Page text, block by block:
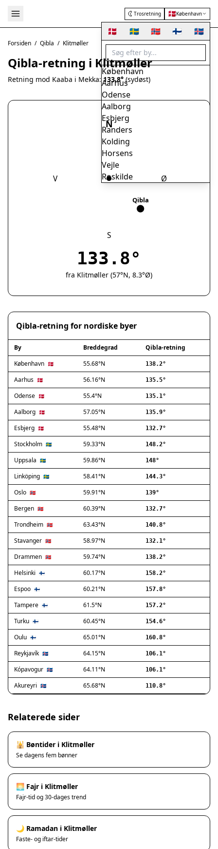
Trosretning 🇩🇰København
🇩🇰 🇸🇪 🇳🇴 🇫🇮 🇮🇸
København
Aarhus
Odense
Aalborg
Esbjerg
Randers
Kolding
Horsens
Vejle
Roskilde
Helsingør
Hørsholm
Næstved
Viborg
Køge
Holstebro
Taastrup
Sønderborg
Holbæk
Svendborg
Hjørring
Frederikshavn
Nørresundby
Haderslev
Albertslund
Allerød
Ballerup
Birkerød
Brøndby
Charlottenlund
Dragør
Farum
Fredensborg
Frederiksberg
Frederikssund
Frederiksværk
Gentofte
Gladsaxe
Glostrup
Greve
Hedehusene
Herlev
Hvidovre
Høje-Taastrup
Ishøj
Jyllinge
Lillerød
Lyngby
Vanløse
Haslev
Forsiden / Qibla / Klitmøller
Qibla-retning i Klitmøller
Retning mod Kaaba i Mekka: 133.8°(sydøst)
N
Ø
S
V
Qibla
133.8°
fra Klitmøller (57°N, 8.3°Ø)
Qibla-retning for nordiske byer
By Breddegrad
Qibla-retning
København 🇩🇰 55.68°N 138.2°
Aarhus 🇩🇰 56.16°N 135.5°
Odense 🇩🇰 55.4°N 135.1°
Aalborg 🇩🇰 57.05°N 135.9°
Esbjerg 🇩🇰 55.48°N 132.7°
Stockholm 🇸🇪 59.33°N 148.2°
Uppsala 🇸🇪 59.86°N 148°
Linköping 🇸🇪 58.41°N 144.3°
Oslo 🇳🇴 59.91°N 139°
Bergen 🇳🇴 60.39°N 132.7°
Trondheim 🇳🇴 63.43°N 140.8°
Stavanger 🇳🇴 58.97°N 132.1°
Drammen 🇳🇴 59.74°N 138.2°
Helsinki 🇫🇮 60.17°N 158.2°
Espoo 🇫🇮 60.21°N 157.8°
Tampere 🇫🇮 61.5°N 157.2°
Turku 🇫🇮 60.45°N 154.6°
Oulu 🇫🇮 65.01°N 160.8°
Reykjavík 🇮🇸 64.15°N 106.1°
Kópavogur 🇮🇸 64.11°N 106.1°
Akureyri 🇮🇸 65.68°N 110.8°
Relaterede sider
🕌 Bøntider i Klitmøller
Se dagens fem bønner
🌅 Fajr i Klitmøller
Fajr-tid og 30-dages trend
🌙 Ramadan i Klitmøller
Faste- og iftar-tider